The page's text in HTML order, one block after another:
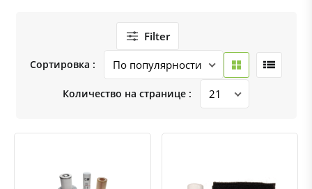
Filter
Сортировка :
Количество на странице :